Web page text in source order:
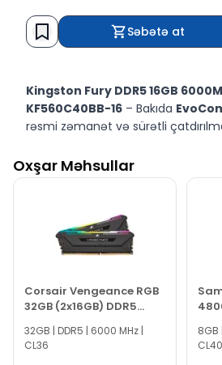
Səbətə at
Kingston Fury DDR5 16GB
KF560C40BB-16 – Bakıda
rəsmi zəmanət və sürətli
Kingston Fury DDR5 16GB
– Bakıda
və kreditlə onlayn sifariş edin.
Oxşar Məhsullar
Corsair Vengeance RGB
32GB (2x16GB) DDR5
6000MHz RAM
32GB | DDR5 | 6000 MHz |
CL36
8GB
CL40